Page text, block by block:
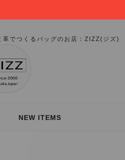
革でつくるバッグのお店：ZIZZ(ジズ)
NEW ITEMS